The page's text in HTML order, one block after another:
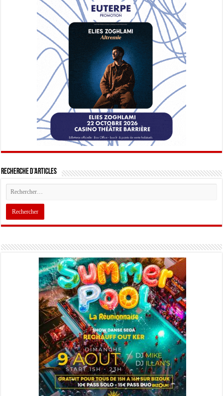
Recherche d’articles